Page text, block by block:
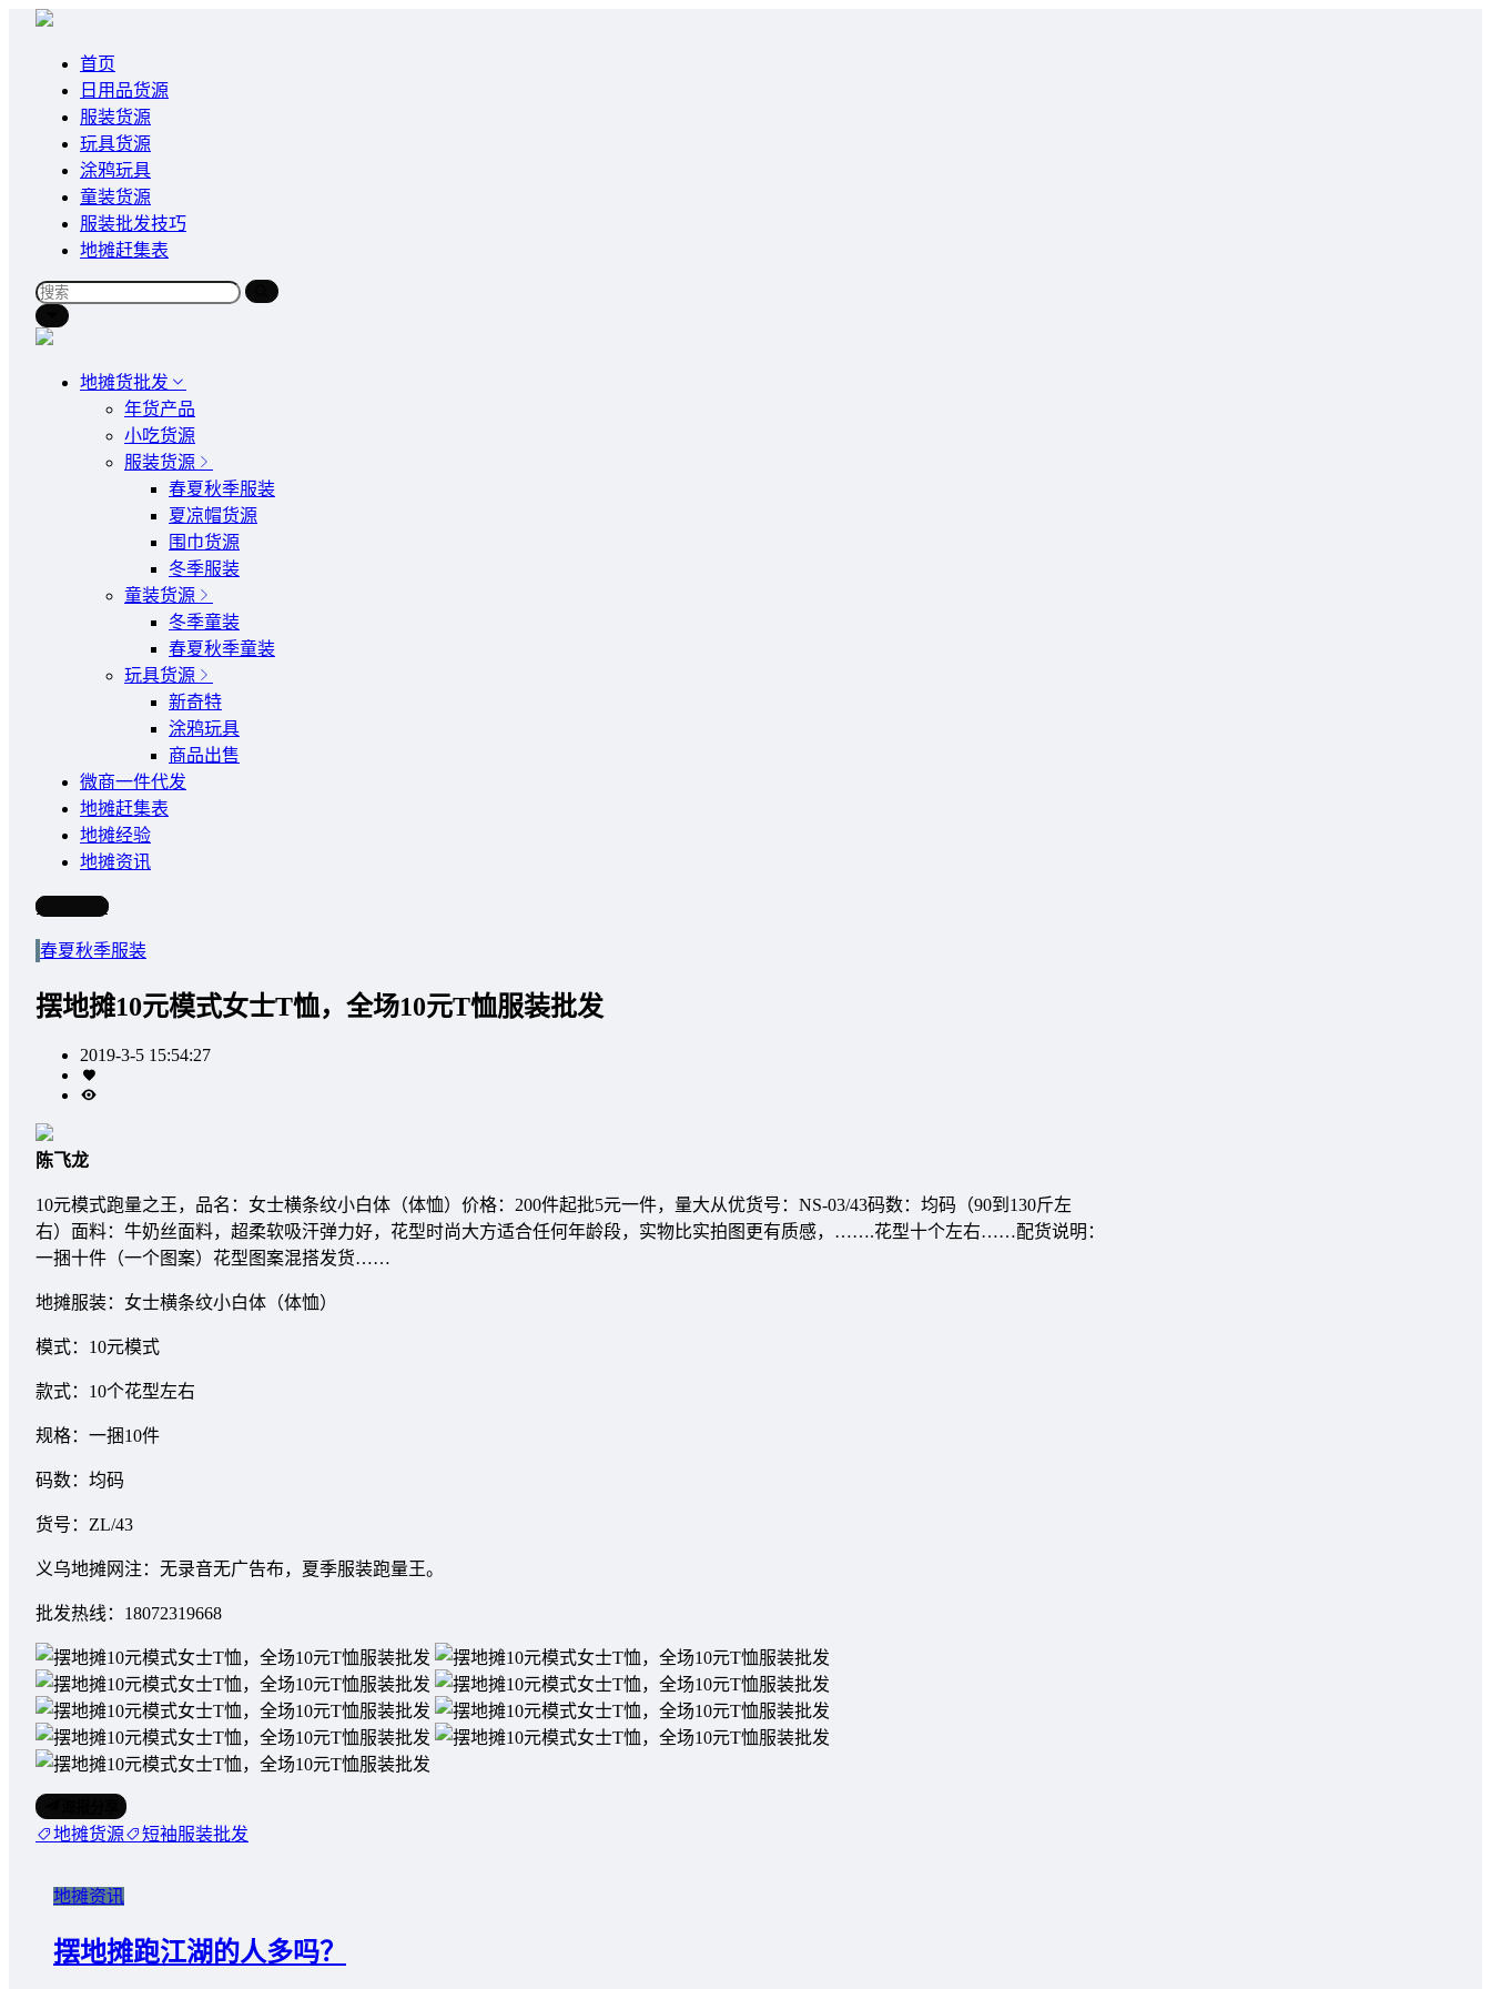
首页
日用品货源
服装货源
玩具货源
涂鸦玩具
童装货源
服装批发技巧
地摊赶集表
地摊货批发
年货产品
小吃货源
服装货源
春夏秋季服装
夏凉帽货源
围巾货源
冬季服装
童装货源
冬季童装
春夏秋季童装
玩具货源
新奇特
涂鸦玩具
商品出售
微商一件代发
地摊赶集表
地摊经验
地摊资讯
写文章
春夏秋季服装
摆地摊10元模式女士T恤，全场10元T恤服装批发
2019-3-5 15:54:27
陈飞龙
10元模式跑量之王，品名：女士横条纹小白体（体恤）价格：200件起批5元一件，量大从优货号：NS-03/43码数：均码（90到130斤左
右）面料：牛奶丝面料，超柔软吸汗弹力好，花型时尚大方适合任何年龄段，实物比实拍图更有质感，…….花型十个左右……配货说明：
一捆十件（一个图案）花型图案混搭发货……
地摊服装：女士横条纹小白体（体恤）
模式：10元模式
款式：10个花型左右
规格：一捆10件
码数：均码
货号：ZL/43
义乌地摊网注：无录音无广告布，夏季服装跑量王。
批发热线：18072319668
地摊货源 短袖服装批发
地摊资讯
摆地摊跑江湖的人多吗？